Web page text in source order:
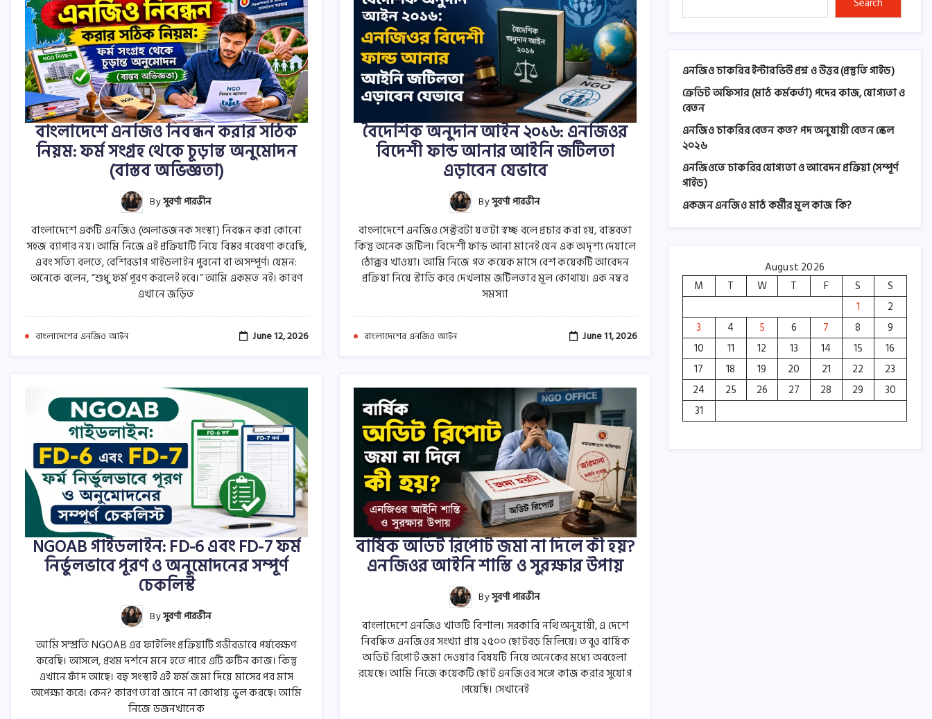
বাংলাদেশে এনজিও নিবন্ধন করার সঠিক
নিয়ম: ফর্ম সংগ্রহ থেকে চূড়ান্ত অনুমোদন
(বাস্তব অভিজ্ঞতা)
Byসুবর্ণা পারভীন
বাংলাদেশে একটি এনজিও (অলাভজনক সংস্থা) নিবন্ধন করা কোনো
সহজ ব্যাপার নয়। আমি নিজে এই প্রক্রিয়াটি নিয়ে বিস্তর গবেষণা করেছি,
এবং সত্যি বলতে, বেশিরভাগ গাইডলাইন পুরনো বা অসম্পূর্ণ। যেমন:
অনেকে বলেন, “শুধু ফর্ম পূরণ করলেই হবে।” আমি একমত নই। কারণ
এখানে জড়িত
বাংলাদেশের এনজিও আইন June 12, 2026
বৈদেশিক অনুদান আইন ২০১৬: এনজিওর
বিদেশী ফান্ড আনার আইনি জটিলতা
এড়াবেন যেভাবে
Byসুবর্ণা পারভীন
বাংলাদেশে এনজিও সেক্টরটা যতটা স্বচ্ছ বলে প্রচার করা হয়, বাস্তবতা
কিন্তু অনেক জটিল। বিদেশী ফান্ড আনা মানেই যেন এক অদৃশ্য দেয়ালে
ঠোক্কর খাওয়া। আমি নিজে গত কয়েক মাসে বেশ কয়েকটি আবেদন
প্রক্রিয়া নিয়ে স্টাডি করে দেখলাম জটিলতার মূল কোথায়। এক নম্বর
সমস্যা
বাংলাদেশের এনজিও আইন June 11, 2026
NGOAB গাইডলাইন: FD-6 এবং FD-7 ফর্ম
নির্ভুলভাবে পূরণ ও অনুমোদনের সম্পূর্ণ
চেকলিস্ট
Byসুবর্ণা পারভীন
আমি সম্প্রতি NGOAB এর ফাইলিং প্রক্রিয়াটি গভীরভাবে পর্যবেক্ষণ
করেছি। আসলে, প্রথম দর্শনে মনে হতে পারে এটি রুটিন কাজ। কিন্তু
এখানে ফাঁদ আছে। বহু সংস্থাই এই ফর্ম জমা দিয়ে মাসের পর মাস
অপেক্ষা করে। কেন? কারণ তারা জানে না কোথায় ভুল করছে। আমি
নিজে ডজনখানেক
বার্ষিক অডিট রিপোর্ট জমা না দিলে কী হয়?
এনজিওর আইনি শাস্তি ও সুরক্ষার উপায়
Byসুবর্ণা পারভীন
বাংলাদেশে এনজিও খাতটি বিশাল। সরকারি নথি অনুযায়ী, এ দেশে
নিবন্ধিত এনজিওর সংখ্যা প্রায় ২৫০০ ছোটবড় মিলিয়ে। তবুও বার্ষিক
অডিট রিপোর্ট জমা দেওয়ার বিষয়টি নিয়ে অনেকের মধ্যে অবহেলা
রয়েছে। আমি নিজে কয়েকটি ছোট এনজিওর সঙ্গে কাজ করার সুযোগ
পেয়েছি। সেখানেই
এনজিও চাকরির ইন্টারভিউ প্রশ্ন ও উত্তর (প্রস্তুতি গাইড)
ক্রেডিট অফিসার (মাঠ কর্মকর্তা) পদের কাজ, যোগ্যতা ও
বেতন
এনজিও চাকরির বেতন কত? পদ অনুযায়ী বেতন স্কেল
২০২৬
এনজিওতে চাকরির যোগ্যতা ও আবেদন প্রক্রিয়া (সম্পূর্ণ
গাইড)
একজন এনজিও মাঠ কর্মীর মূল কাজ কি?
August 2026
M
T W T F S
S
1
2
3
4 5 6 7 8
9
10
11 12 13 14 15
16
17
18 19 20 21 22
23
24
25 26 27 28 29
30
31